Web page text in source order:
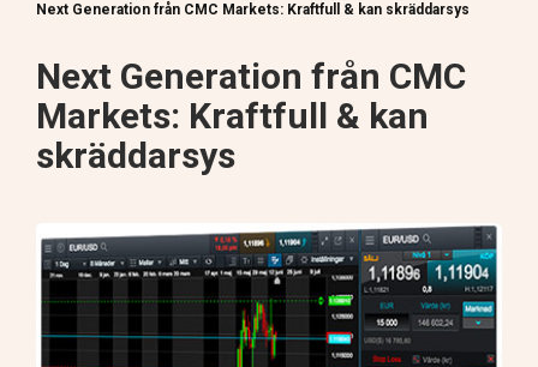
Next Generation från CMC Markets: Kraftfull & kan skräddarsys
Next Generation från CMC
Markets: Kraftfull & kan
skräddarsys